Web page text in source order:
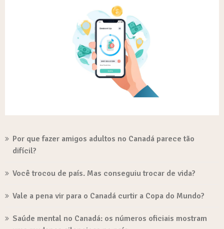
Por que fazer amigos adultos no Canadá parece tão
difícil?
Você trocou de país. Mas conseguiu trocar de vida?
Vale a pena vir para o Canadá curtir a Copa do Mundo?
Saúde mental no Canadá: os números oficiais mostram